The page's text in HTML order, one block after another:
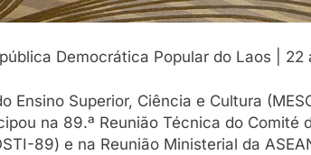
Democrática Popular do Laos |
Ensino Superior, Ciência e Cultura
na 89.ª Reunião Técnica do Comité
89) e na Reunião Ministerial da